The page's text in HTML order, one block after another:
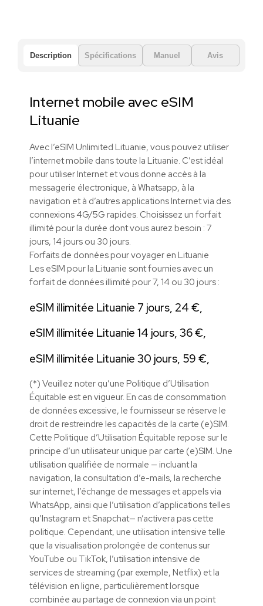
Description Spécifications Manuel Avis
Internet mobile avec eSIM
Lituanie
Avec l’eSIM Unlimited Lituanie, vous pouvez utiliser
l’internet mobile dans toute la Lituanie. C’est idéal
pour utiliser Internet et vous donne accès à la
messagerie électronique, à Whatsapp, à la
navigation et à d’autres applications Internet via des
connexions 4G/5G rapides. Choisissez un forfait
illimité pour la durée dont vous aurez besoin : 7
jours, 14 jours ou 30 jours.
Forfaits de données pour voyager en Lituanie
Les eSIM pour la Lituanie sont fournies avec un
forfait de données illimité pour 7, 14 ou 30 jours :
eSIM illimitée Lituanie 7 jours, 24 €,
eSIM illimitée Lituanie 14 jours, 36 €,
eSIM illimitée Lituanie 30 jours, 59 €,
(*) Veuillez noter qu’une Politique d’Utilisation
Équitable est en vigueur. En cas de consommation
de données excessive, le fournisseur se réserve le
droit de restreindre les capacités de la carte (e)SIM.
Cette Politique d’Utilisation Équitable repose sur le
principe d’un utilisateur unique par carte (e)SIM. Une
utilisation qualifiée de normale — incluant la
navigation, la consultation d’e-mails, la recherche
sur internet, l’échange de messages et appels via
WhatsApp, ainsi que l’utilisation d’applications telles
qu’Instagram et Snapchat— n’activera pas cette
politique. Cependant, une utilisation intensive telle
que la visualisation prolongée de contenus sur
YouTube ou TikTok, l’utilisation intensive de
services de streaming (par exemple, Netflix) et la
télévision en ligne, particulièrement lorsque
combinée au partage de connexion via un point